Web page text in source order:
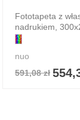
Fototapeta z
nadrukiem,
nuo
591,08 zł